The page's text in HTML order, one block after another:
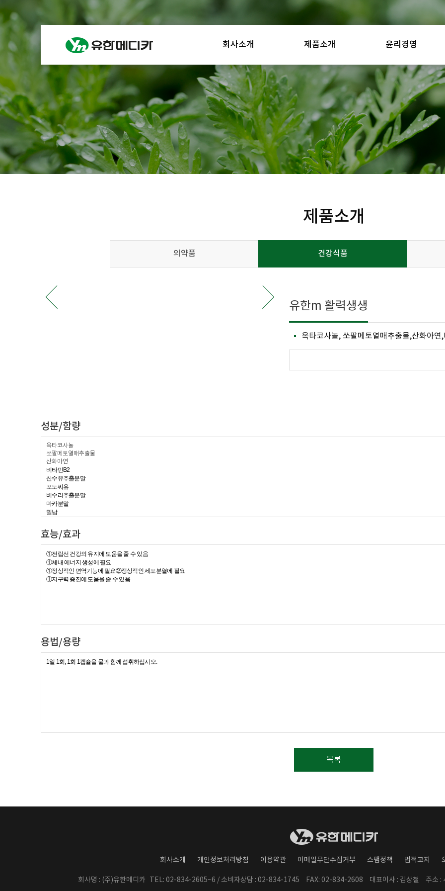
회사소개 제품소개 윤리경영
제품소개
의약품 건강식품
유한m 활력생생
옥타코사놀, 쏘팔메토열매추출물,산화아연
성분/함량
옥타코사놀
쏘팔메토열매추출물
산화아연
비타민B2
산수유추출분말
포도씨유
비수리추출분말
마카분말
밀납
팜유
토마토추출물분말
L-아르기닌
식물혼합5종추출물
캡슐기제 :식용색소적색제3호,식용색소적색제40호 ,젤라틴,
효능/효과
①전립선 건강의 유지에 도움을 줄 수 있음
①체내 에너지 생성에 필요
①정상적인 면역기능에 필요②정상적인 세포분열에 필요
①지구력 증진에 도움을 줄 수 있음
용법/용량
1일 1회, 1회 1캡슐을 물과 함께 섭취하십시오.
목록
회사소개 개인정보처리방침 이용약관 이메일무단수집거부 스팸정책 법적고지
회사명 : (주)유한메디카 TEL: 02-834-2605~6 / 소비자상담 : 02-834-1745 FAX: 02-834-2608 대표이사 : 김상철 주소 :